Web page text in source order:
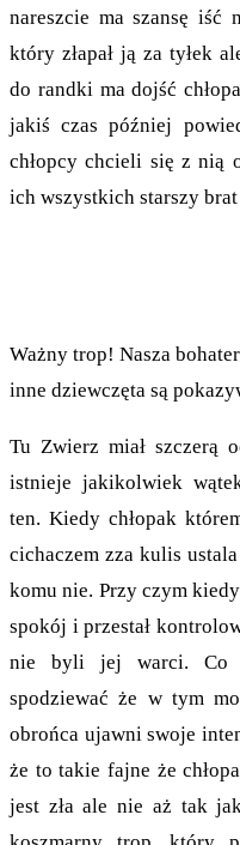
nareszcie ma szansę iść
który złapał ją za tyłek
do randki ma dojść
jakiś czas później
chłopcy chcieli się z nią
ich wszystkich starszy
Ważny trop! Nasza
inne dziewczęta są
Tu Zwierz miał szczerą
istnieje jakikolwiek
ten. Kiedy chłopak
cichaczem zza kulis
komu nie. Przy czym
spokój i przestał
nie byli jej warci. Co
spodziewać że w tym
obrońca ujawni swoje
że to takie fajne że
jest zła ale nie aż tak